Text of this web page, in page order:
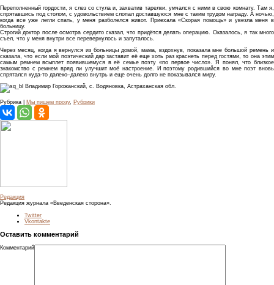
Переполненный гордости, я слез со стула и, захватив тарелки, умчался с ними в свою комнату. Там я,
спрятавшись под столом, с удовольствием слопал доставшуюся мне с таким трудом награду. А ночью,
когда все уже легли спать, у меня разболелся живот. Приехала «Скорая помощь» и увезла меня в
больницу.
Строгий доктор после осмотра сердито сказал, что придётся делать операцию. Оказалось, я так много
съел, что у меня внутри все перевернулось и запуталось.
Через месяц, когда я вернулся из больницы домой, мама, вздохнув, показала мне большой ремень и
сказала, что если мой поэтический дар заставит её еще хоть раз краснеть перед гостями, то она этим
самым ремнем всыплет появившемуся в её семье поэту «по первое число». Я понял, что близкое
знакомство с ремнем вряд ли улучшит моё настроение. И поэтому родившийся во мне поэт вновь
спрятался куда-то далеко–далеко внутрь и еще очень долго не показывался миру.
Владимир Горожанский, с. Водяновка, Астраханская обл.
Рубрика | Мы пишем прозу, Рубрики
Редакция
Редакция журнала «Введенская сторона».
Twitter
Vkontakte
Оставить комментарий
Комментарий